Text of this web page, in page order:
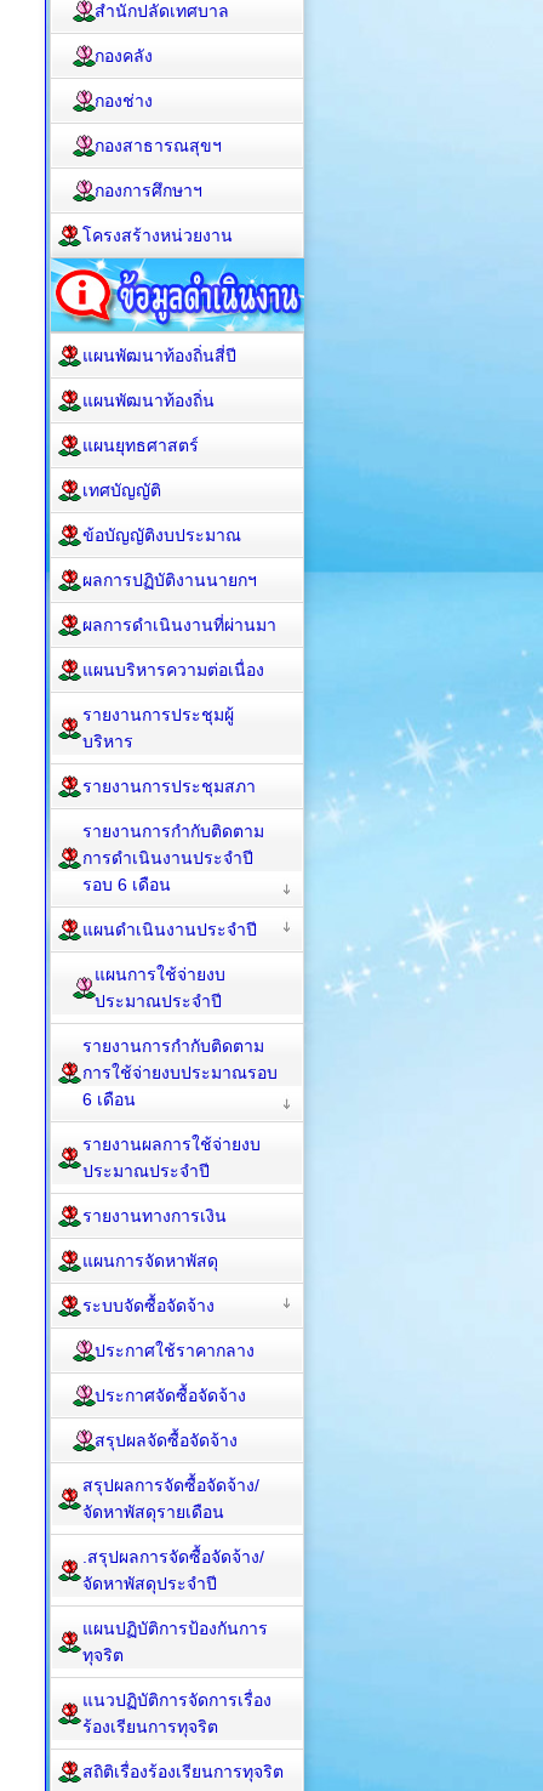
สำนักปลัดเทศบาล
กองคลัง
กองช่าง
กองสาธารณสุขฯ
กองการศึกษาฯ
โครงสร้างหน่วยงาน
แผนพัฒนาท้องถิ่นสี่ปี
แผนพัฒนาท้องถิ่น
แผนยุทธศาสตร์
เทศบัญญัติ
ข้อบัญญัติงบประมาณ
ผลการปฏิบัติงานนายกฯ
ผลการดำเนินงานที่ผ่านมา
แผนบริหารความต่อเนื่อง
รายงานการประชุมผู้
บริหาร
รายงานการประชุมสภา
รายงานการกำกับติดตาม
การดำเนินงานประจำปี
รอบ 6 เดือน
แผนดำเนินงานประจำปี
แผนการใช้จ่ายงบ
ประมาณประจำปี
รายงานการกำกับติดตาม
การใช้จ่ายงบประมาณรอบ
6 เดือน
รายงานผลการใช้จ่ายงบ
ประมาณประจำปี
รายงานทางการเงิน
แผนการจัดหาพัสดุ
ระบบจัดซื้อจัดจ้าง
ประกาศใช้ราคากลาง
ประกาศจัดซื้อจัดจ้าง
สรุปผลจัดซื้อจัดจ้าง
สรุปผลการจัดซื้อจัดจ้าง/
จัดหาพัสดุรายเดือน
.สรุปผลการจัดซื้อจัดจ้าง/
จัดหาพัสดุประจำปี
แผนปฏิบัติการป้องกันการ
ทุจริต
แนวปฏิบัติการจัดการเรื่อง
ร้องเรียนการทุจริต
สถิติเรื่องร้องเรียนการทุจริต